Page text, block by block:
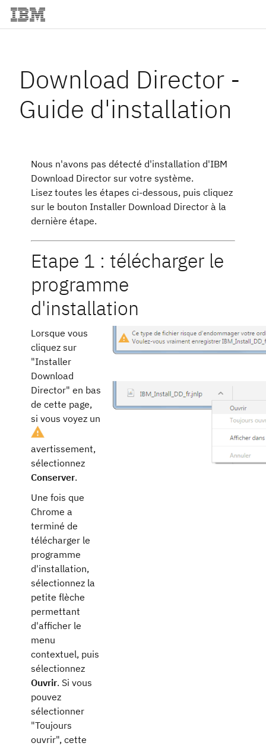
Download Director -
Guide d'installation
Nous n'avons pas détecté d'installation d'IBM
Download Director sur votre système.
Lisez toutes les étapes ci-dessous, puis cliquez
sur le bouton Installer Download Director à la
dernière étape.
Etape 1 : télécharger le
programme
d'installation
Lorsque vous
cliquez sur
"Installer
Download
Director" en bas
de cette page,
si vous voyez un
avertissement,
sélectionnez
Conserver.
Une fois que
Chrome a
terminé de
télécharger le
programme
d'installation,
sélectionnez la
petite flèche
permettant
d'afficher le
menu
contextuel, puis
sélectionnez
Ouvrir. Si vous
pouvez
sélectionner
"Toujours
ouvrir", cette